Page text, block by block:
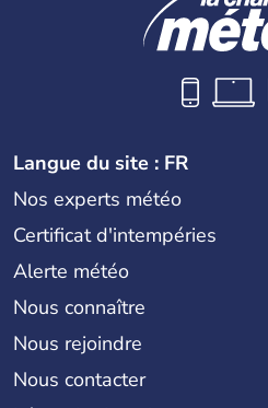
Langue du site : FR
Nos experts météo
Certificat d'intempéries
Alerte météo
Nous connaître
Nous rejoindre
Nous contacter